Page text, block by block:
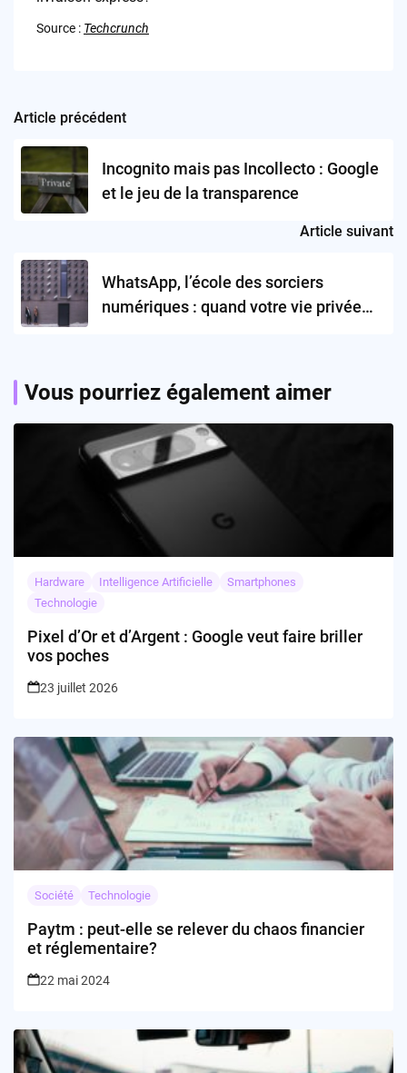
Source : Techcrunch
Post
navigation
Article précédent
Incognito mais pas Incollecto : Google
et le jeu de la transparence
Article suivant
WhatsApp, l’école des sorciers
numériques : quand votre vie privée
Vous pourriez également aimer
Hardware Intelligence Artificielle
Smartphones
Technologie
Pixel d’Or et d’Argent : Google veut faire briller
vos poches
23 juillet 2026
Société Technologie
Paytm : peut-elle se relever du chaos financier
et réglementaire?
22 mai 2024